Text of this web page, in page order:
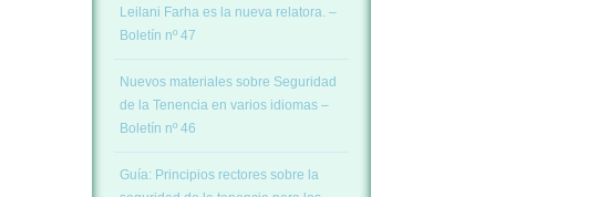
Leilani Farha es la nueva relatora. –
Boletín nº 47
Nuevos materiales sobre Seguridad
de la Tenencia en varios idiomas –
Boletín nº 46
Guía: Principios rectores sobre la